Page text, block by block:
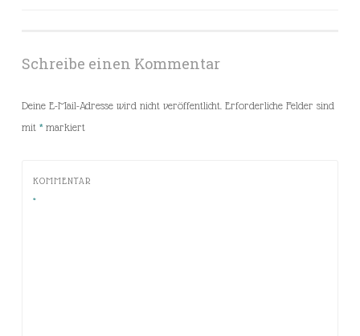
Schreibe einen Kommentar
Deine E-Mail-Adresse wird nicht veröffentlicht. Erforderliche Felder sind
mit *markiert
KOMMENTAR
*